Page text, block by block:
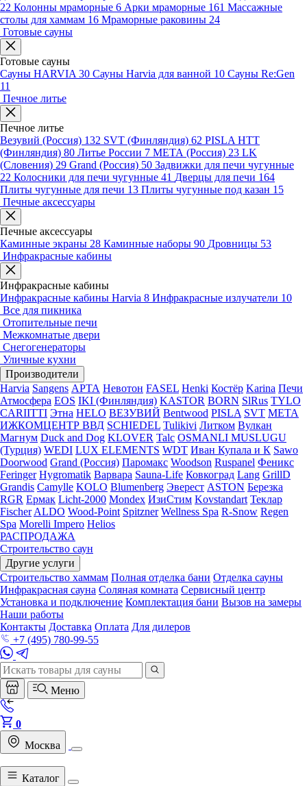
22 Колонны мраморные 6 Арки мраморные 161 Массажные
столы для хаммам 16 Мраморные раковины 24
Готовые сауны
Готовые сауны
Сауны HARVIA 30 Сауны Harvia для ванной 10 Сауны Re:Gen
11
Печное литье
Печное литье
Везувий (Россия) 132 SVT (Финляндия) 62 PISLA HTT
(Финляндия) 80 Литье России 7 МЕТА (Россия) 23 LK
(Словения) 29 Grand (Россия) 50 Задвижки для печи чугунные
22 Колосники для печи чугунные 41 Дверцы для печи 164
Плиты чугунные для печи 13 Плиты чугунные под казан 15
Печные аксессуары
Печные аксессуары
Каминные экраны 28 Каминные наборы 90 Дровницы 53
Инфракрасные кабины
Инфракрасные кабины
Инфракрасные кабины Harvia 8 Инфракрасные излучатели 10
Все для пикника
Отопительные печи
Межкомнатые двери
Снегогенераторы
Уличные кухни
Производители
Harvia Sangens АРТА Невотон FASEL Henki Костёр Karina Печи
Атмосфера EOS IKI (Финляндия) KASTOR BORN SlRus TYLO
CARIITTI Этна HELO ВЕЗУВИЙ Bentwood PISLA SVT МЕТА
ИЖКОМЦЕНТР ВВД SCHIEDEL Tulikivi Литком Вулкан
Магнум Duck and Dog KLOVER Talc OSMANLI MUSLUGU
(Турция) WEDI LUX ELEMENTS WDT Иван Купала и К Sawo
Doorwood Grand (Россия) Паромакс Woodson Ruspanel Феникс
Feringer Hygromatik Варвара Sauna-Life Ковкоград Lang GrillD
Grandis Camylle KOLO Blumenberg Эверест ASTON Березка
RGR Ермак Licht-2000 Mondex ИзиСтим Kovstandart Теклар
Fischer ALDO Wood-Point Spitzner Wellness Spa R-Snow Regen
Spa Morelli Impero Helios
РАСПРОДАЖА
Строительство саун
Другие услуги
Строительство хаммам Полная отделка бани Отделка сауны
Инфракрасная сауна Соляная комната Сервисный центр
Установка и подключение Комплектация бани Вызов на замеры
Наши работы
Контакты Доставка Оплата Для дилеров
+7 (495) 780-99-55
Меню
0
Москва
Каталог